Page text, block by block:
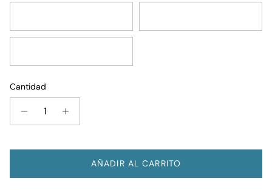
Cantidad
AÑADIR AL CARRITO